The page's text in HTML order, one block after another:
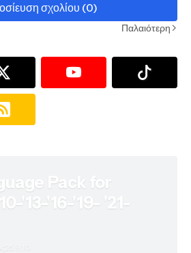
σχολίου (0)
Παλαιότερη
Pack for
'13-'16-'19- '21-